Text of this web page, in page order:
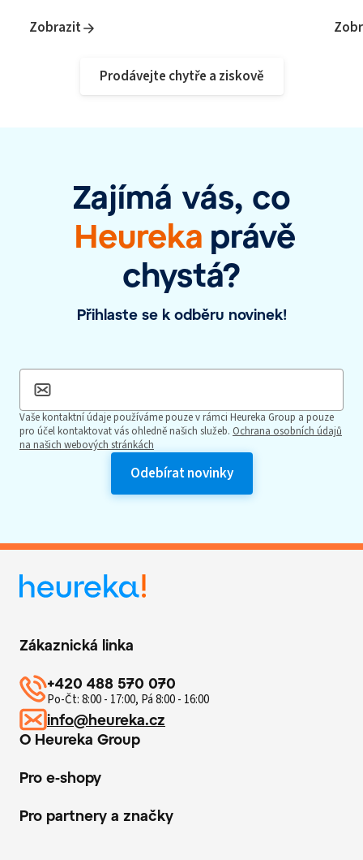
Zobrazit
Prodávejte chytře a ziskově
Zajímá vás, co
Heureka právě
chystá?
Přihlaste se k odběru novinek!
Vaše kontaktní údaje používáme pouze v rámci Heureka Group a pouze
pro účel kontaktovat vás ohledně našich služeb. Ochrana osobních údajů
na našich webových stránkách
O Heureka Group
Pro e-shopy
Pro partnery a značky
Zákaznická linka
+420 488 570 070
Po-Čt: 8:00 - 17:00, Pá 8:00 - 16:00
info@heureka.cz